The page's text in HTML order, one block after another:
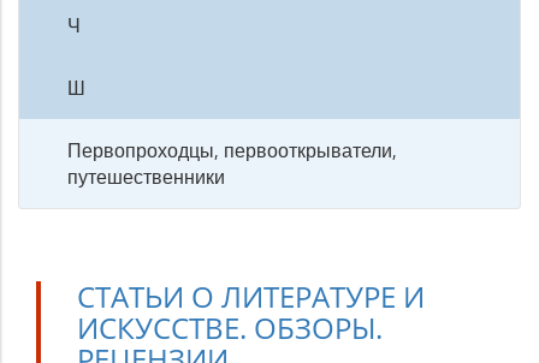
Ч
Ш
Первопроходцы, первооткрыватели,
путешественники
СТАТЬИ О ЛИТЕРАТУРЕ И
ИСКУССТВЕ. ОБЗОРЫ.